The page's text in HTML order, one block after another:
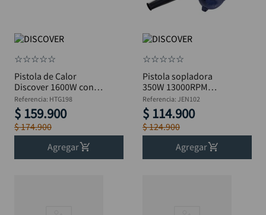
☆☆☆☆☆
Pistola de Calor
Discover 1600W con 4
Boquillas – REF:
HTG198
Referencia: HTG198
$ 159.900
$174.900
Agregar
☆☆☆☆☆
Pistola sopladora
350W 13000RPM
DISCOVER JEN102
Referencia: JEN102
$ 114.900
$124.900
Agregar